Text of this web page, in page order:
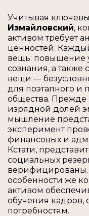
Учитывая
Измайловский,
активом требует
ценностей.
вещь: повышение
сознания, а
вещи —
для поэтапного и
общества. Прежде
изрядной долей
мышление
эксперимент
финансовых и
Кстати,
социальных
верифицированы.
особенности же
активом
обучения кадров,
потребностям.